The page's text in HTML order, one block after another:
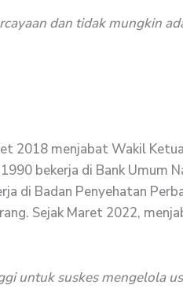
dan tidak mungkin
2018 menjabat Wakil
bekerja di Bank Umum
di Badan Penyehatan
Sejak Maret 2022,
untuk suskes mengelola